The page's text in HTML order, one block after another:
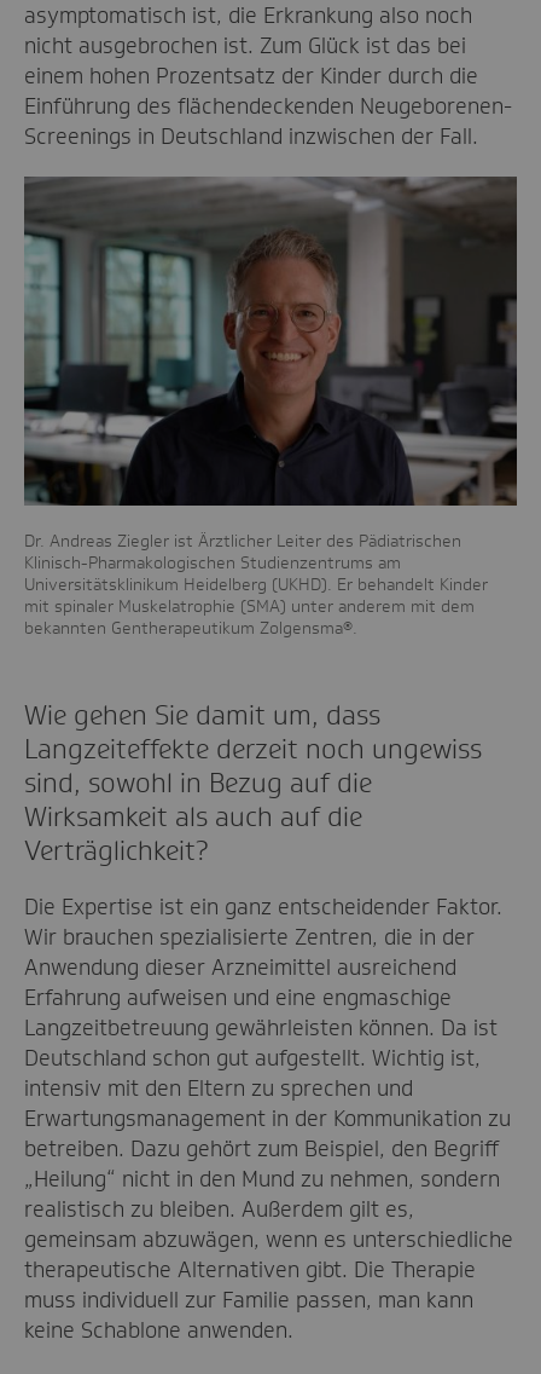
asymptomatisch ist, die Erkrankung also noch
nicht ausgebrochen ist. Zum Glück ist das bei
einem hohen Prozentsatz der Kinder durch die
Einführung des flächendeckenden Neugeborenen-
Screenings in Deutschland inzwischen der Fall.
Dr. Andreas Ziegler ist Ärztlicher Leiter des Pädiatrischen
Klinisch-Pharmakologischen Studienzentrums am
Universitätsklinikum Heidelberg (UKHD). Er behandelt Kinder
mit spinaler Muskelatrophie (SMA) unter anderem mit dem
bekannten Gentherapeutikum Zolgensma®.
Wie gehen Sie damit um, dass
Langzeiteffekte derzeit noch ungewiss
sind, sowohl in Bezug auf die
Wirksamkeit als auch auf die
Verträglichkeit?
Die Expertise ist ein ganz entscheidender Faktor.
Wir brauchen spezialisierte Zentren, die in der
Anwendung dieser Arzneimittel ausreichend
Erfahrung aufweisen und eine engmaschige
Langzeitbetreuung gewährleisten können. Da ist
Deutschland schon gut aufgestellt. Wichtig ist,
intensiv mit den Eltern zu sprechen und
Erwartungsmanagement in der Kommunikation zu
betreiben. Dazu gehört zum Beispiel, den Begriff
„Heilung“ nicht in den Mund zu nehmen, sondern
realistisch zu bleiben. Außerdem gilt es,
gemeinsam abzuwägen, wenn es unterschiedliche
therapeutische Alternativen gibt. Die Therapie
muss individuell zur Familie passen, man kann
keine Schablone anwenden.